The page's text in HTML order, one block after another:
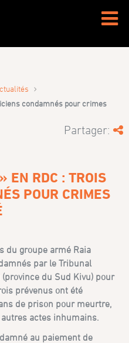
›
condamnés pour crimes
Partager:
EN RDC : TROIS
POUR CRIMES
du groupe armé Raia
par le Tribunal
du Sud Kivu) pour
prévenus ont été
de prison pour meurtre,
actes inhumains.
au paiement de